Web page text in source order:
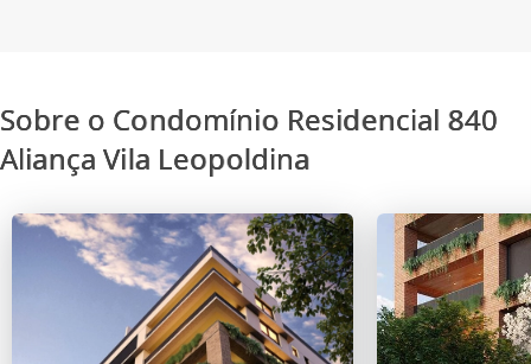
Sobre o Condomínio Residencial 840
Aliança Vila Leopoldina